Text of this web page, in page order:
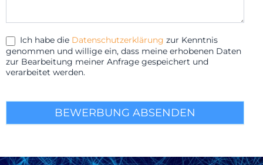
Ich habe die Datenschutzerklärung zur Kenntnis
genommen und willige ein, dass meine erhobenen Daten
zur Bearbeitung meiner Anfrage gespeichert und
verarbeitet werden.
BEWERBUNG ABSENDEN